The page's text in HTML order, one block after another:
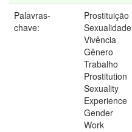
Palavras-
chave:
Prostituição
Sexualidade
Vivência
Gênero
Trabalho
Prostitution
Sexuality
Experience
Gender
Work